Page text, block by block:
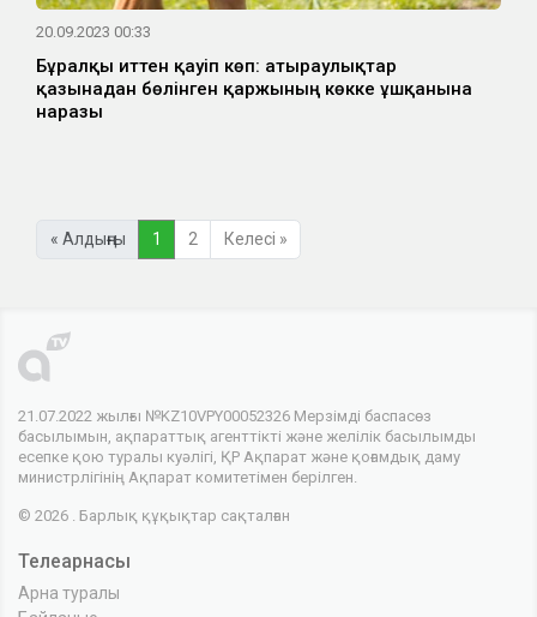
20.09.2023 00:33
Бұралқы иттен қауіп көп: атыраулықтар
қазынадан бөлінген қаржының көкке ұшқанына
наразы
« Алдыңғы 1 2 Келесі »
21.07.2022 жылғы №KZ10VPY00052326 Мерзімді баспасөз
басылымын, ақпараттық агенттікті және желілік басылымды
есепке қою туралы куәлігі, ҚР Ақпарат және қоғамдық даму
министрлігінің Ақпарат комитетімен берілген.
© 2026 . Барлық құқықтар сақталған
Телеарнасы
Арна туралы